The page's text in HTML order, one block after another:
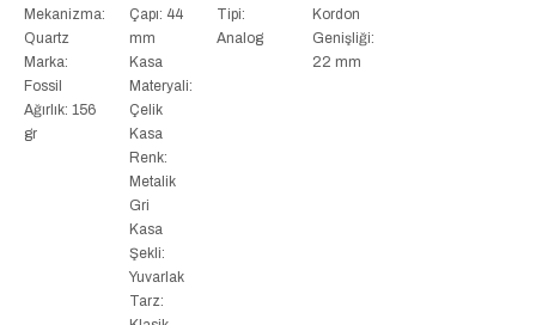
Mekanizma:
Quartz
Marka:
Fossil
Ağırlık: 156
gr
Çapı: 44
mm
Kasa
Materyali:
Çelik
Kasa
Renk:
Metalik
Gri
Kasa
Şekli:
Yuvarlak
Tarz:
Tipi:
Analog
Kordon
Genişliği:
22 mm